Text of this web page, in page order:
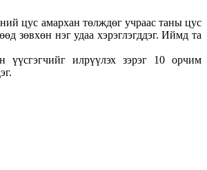
цус амархан төлждөг учраас таны цус
зөвхөн нэг удаа хэрэглэгддэг. Иймд та
илрүүлэх зэрэг 10 орчим